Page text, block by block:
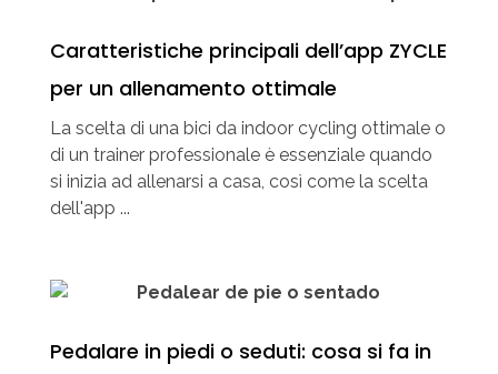
Caratteristiche principali dell’app ZYCLE
per un allenamento ottimale
La scelta di una bici da indoor cycling ottimale o
di un trainer professionale è essenziale quando
si inizia ad allenarsi a casa, così come la scelta
dell'app ...
Pedalare in piedi o seduti: cosa si fa in